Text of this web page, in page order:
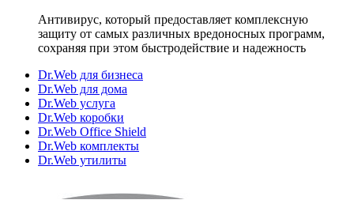
Антивирус, который предоставляет комплексную
защиту от самых различных вредоносных программ,
сохраняя при этом быстродействие и надежность
Dr.Web для бизнеса
Dr.Web для дома
Dr.Web услуга
Dr.Web коробки
Dr.Web Office Shield
Dr.Web комплекты
Dr.Web утилиты